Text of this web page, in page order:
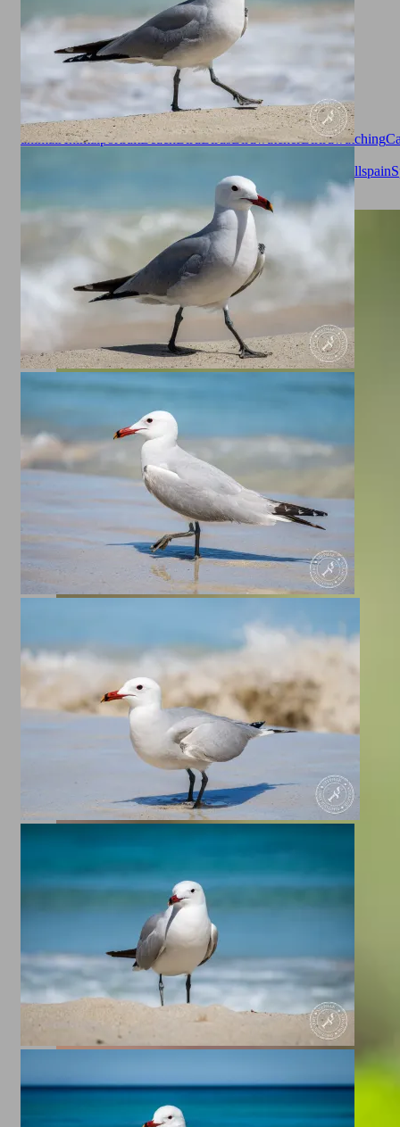
Animals
animalAnimalportrait Beach Bird BirdsBirdwatcherBirirdwatching
Seagullspain